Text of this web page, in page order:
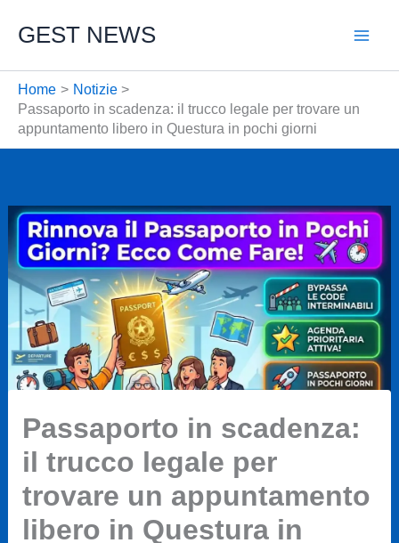
GEST NEWS
Home
Notizie
Passaporto in scadenza: il trucco legale per trovare un
appuntamento libero in Questura in pochi giorni
Passaporto in scadenza:
il trucco legale per
trovare un appuntamento
libero in Questura in